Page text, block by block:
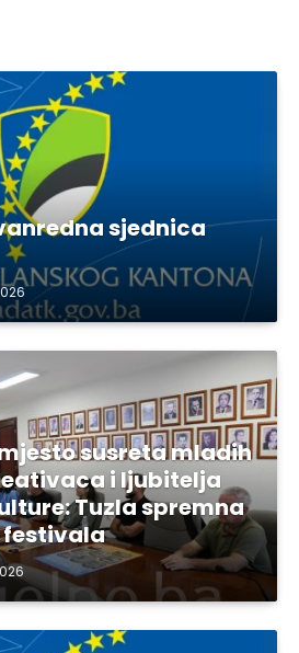
sjednica
susreta mladih
i ljubitelja
Tuzla spremna
festivala